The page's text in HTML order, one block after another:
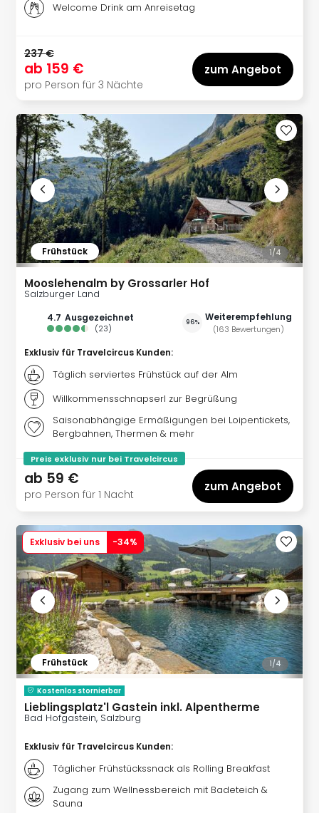
Welcome Drink am Anreisetag
237 €
ab 159 €
pro Person für 3 Nächte
zum Angebot
Frühstück 1/4
Mooslehenalm by Grossarler Hof
Salzburger Land
4.7 ausgezeichnet
(23)
96% Weiterempfehlung
(163 Bewertungen)
Exklusiv für Travelcircus Kunden:
Täglich serviertes Frühstück auf der Alm
Willkommensschnapserl zur Begrüßung
Saisonabhängige Ermäßigungen bei Loipentickets,
Bergbahnen, Thermen & mehr
Preis exklusiv nur bei Travelcircus
ab 59 €
pro Person für 1 Nacht
zum Angebot
Frühstück
Exklusiv bei uns -34%
1/4
Kostenlos stornierbar
Lieblingsplatz'l Gastein inkl. Alpentherme
Bad Hofgastein, Salzburg
Exklusiv für Travelcircus Kunden:
Täglicher Frühstückssnack als Rolling Breakfast
Zugang zum Wellnessbereich mit Badeteich &
Sauna